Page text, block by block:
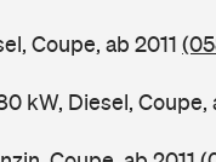
Coupe, ab 2011
kW, Diesel, Coupe,